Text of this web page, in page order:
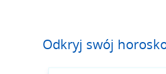
Odkryj swój